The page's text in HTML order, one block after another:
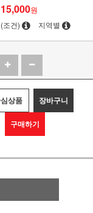
15,000원
(조건) 지역별
상품 장바구니
구매하기